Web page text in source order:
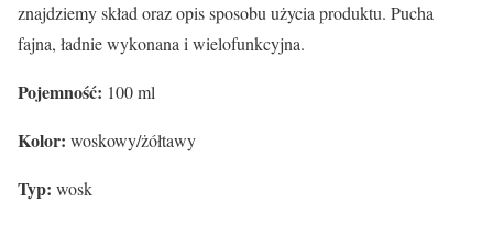
znajdziemy skład oraz opis sposobu użycia produktu. Pucha
fajna, ładnie wykonana i wielofunkcyjna.
Pojemność: 100 ml
Kolor: woskowy/żółtawy
Typ: wosk